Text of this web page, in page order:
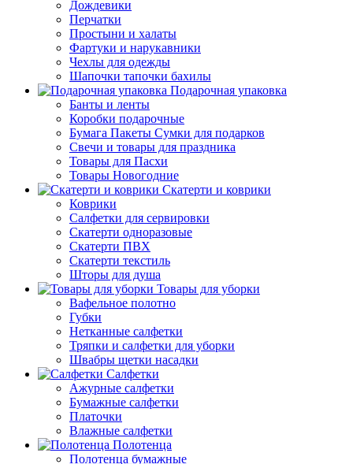
Дождевики
Перчатки
Простыни и халаты
Фартуки и нарукавники
Чехлы для одежды
Шапочки тапочки бахилы
Подарочная упаковка
Банты и ленты
Коробки подарочные
Бумага Пакеты Сумки для подарков
Свечи и товары для праздника
Товары для Пасхи
Товары Новогодние
Скатерти и коврики
Коврики
Салфетки для сервировки
Скатерти одноразовые
Скатерти ПВХ
Скатерти текстиль
Шторы для душа
Товары для уборки
Вафельное полотно
Губки
Нетканные салфетки
Тряпки и салфетки для уборки
Швабры щетки насадки
Салфетки
Ажурные салфетки
Бумажные салфетки
Платочки
Влажные салфетки
Полотенца
Полотенца бумажные